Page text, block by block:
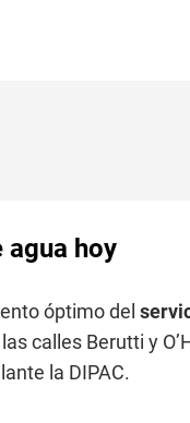
agua hoy
óptimo del
calles Berutti y
la DIPAC.